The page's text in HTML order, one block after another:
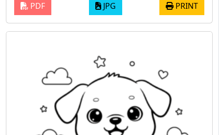
PDF JPG PRINT